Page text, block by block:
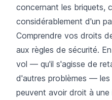
concernant les briquets,
considérablement d'un
Comprendre vos droits
aux règles de sécurité.
vol — qu'il s'agisse de
d'autres problèmes — les
peuvent avoir droit à une